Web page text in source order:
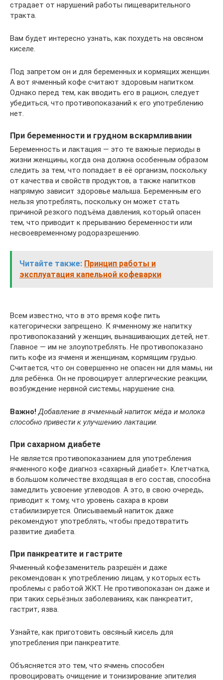
страдает от нарушений работы пищеварительного
тракта.
Вам будет интересно узнать, как похудеть на овсяном
киселе.
Под запретом он и для беременных и кормящих женщин.
А вот ячменный кофе считают здоровым напитком.
Однако перед тем, как вводить его в рацион, следует
убедиться, что противопоказаний к его употреблению
нет.
При беременности и грудном вскармливании
Беременность и лактация — это те важные периоды в
жизни женщины, когда она должна особенным образом
следить за тем, что попадает в её организм, поскольку
от качества и свойств продуктов, а также напитков
напрямую зависит здоровье малыша. Беременным его
нельзя употреблять, поскольку он может стать
причиной резкого подъёма давления, который опасен
тем, что приводит к прерыванию беременности или
несвоевременному родоразрешению.
Читайте также: Принцип работы и
эксплуатация капельной кофеварки
Всем известно, что в это время кофе пить
категорически запрещено. К ячменному же напитку
противопоказаний у женщин, вынашивающих детей, нет.
Главное — им не злоупотреблять. Не противопоказано
пить кофе из ячменя и женщинам, кормящим грудью.
Считается, что он совершенно не опасен ни для мамы, ни
для ребёнка. Он не провоцирует аллергические реакции,
возбуждение нервной системы, нарушение сна.
Важно! Добавление в ячменный напиток мёда и молока
способно привести к улучшению лактации.
При сахарном диабете
Не является противопоказанием для употребления
ячменного кофе диагноз «сахарный диабет». Клетчатка,
в большом количестве входящая в его состав, способна
замедлить усвоение углеводов. А это, в свою очередь,
приводит к тому, что уровень сахара в крови
стабилизируется. Описываемый напиток даже
рекомендуют употреблять, чтобы предотвратить
развитие диабета.
При панкреатите и гастрите
Ячменный кофезаменитель разрешён и даже
рекомендован к употреблению лицам, у которых есть
проблемы с работой ЖКТ. Не противопоказан он даже и
при таких серьёзных заболеваниях, как панкреатит,
гастрит, язва.
Узнайте, как приготовить овсяный кисель для
употребления при панкреатите.
Объясняется это тем, что ячмень способен
провоцировать очищение и тонизирование эпителия